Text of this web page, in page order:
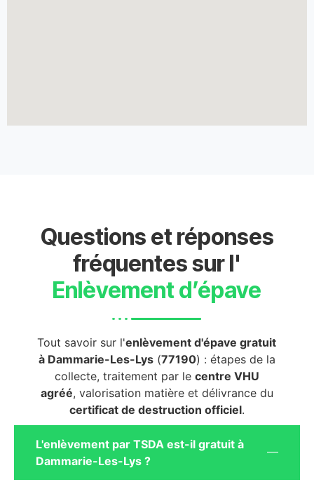
Questions et réponses
fréquentes sur l'
Enlèvement d’épave
Tout savoir sur l'enlèvement d'épave gratuit
à Dammarie-Les-Lys(77190) : étapes de la
collecte, traitement par le centre VHU
agréé, valorisation matière et délivrance du
certificat de destruction officiel.
L'enlèvement par TSDA est-il gratuit à
Dammarie-Les-Lys ?